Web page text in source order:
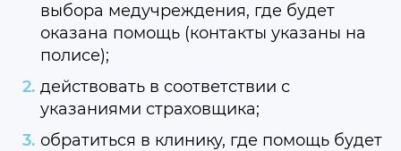
выбора медучреждения, где будет
оказана помощь (контакты указаны на
полисе);
действовать в соответствии с
указаниями страховщика;
обратиться в клинику, где помощь будет